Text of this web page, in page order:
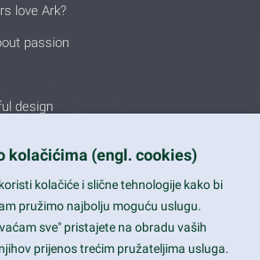
love Ark?
passion
design
much more...
kolačićima (engl. cookies)
kolačiće i slične tehnologije kako bi
pružimo najbolju moguću uslugu.
sve" pristajete na obradu vaših
prijenos trećim pružateljima usluga.